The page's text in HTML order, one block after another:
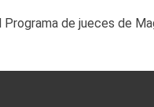
Programa de jueces de